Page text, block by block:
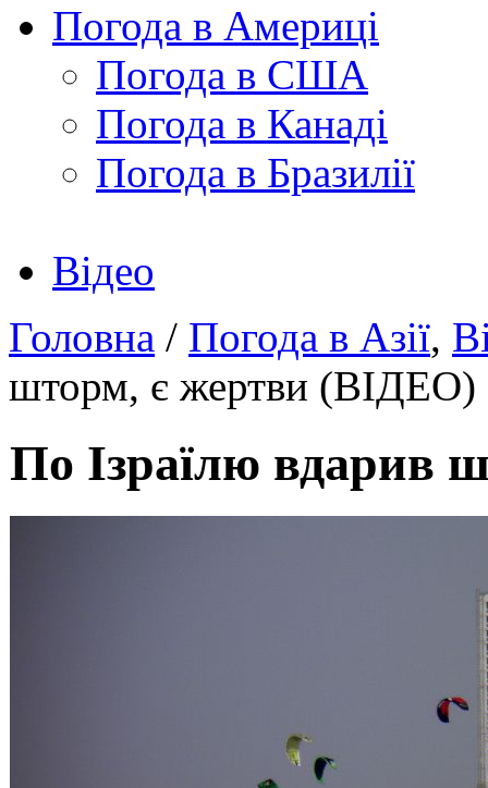
Погода в Америці
Погода в США
Погода в Канаді
Погода в Бразилії
Відео
Головна / Погода в Азії,
шторм, є жертви (ВІДЕО)
По Ізраїлю вдарив